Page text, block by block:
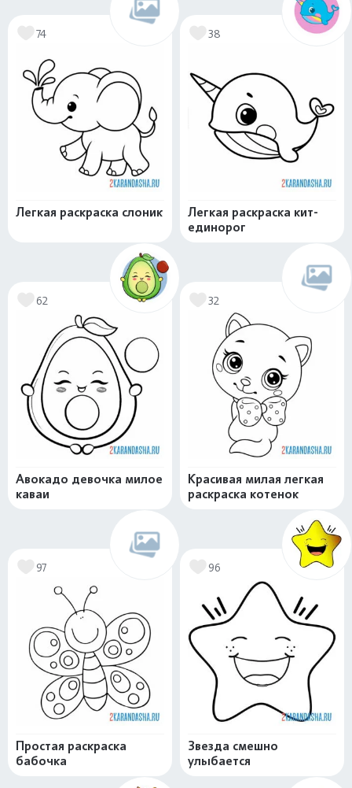
74
Легкая раскраска слоник
38
Легкая раскраска кит-
единорог
62
Авокадо девочка милое
каваи
32
Красивая милая легкая
раскраска котенок
97
Простая раскраска
бабочка
96
Звезда смешно
улыбается